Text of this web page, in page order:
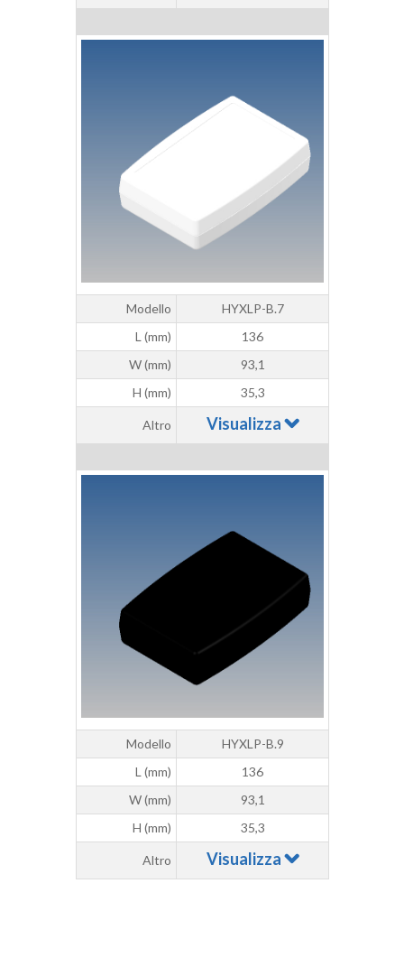
Modello
HYXLP-B.7
L (mm)
136
W (mm)
93,1
H (mm)
35,3
Altro Visualizza
Modello
HYXLP-B.9
L (mm)
136
W (mm)
93,1
H (mm)
35,3
Altro Visualizza